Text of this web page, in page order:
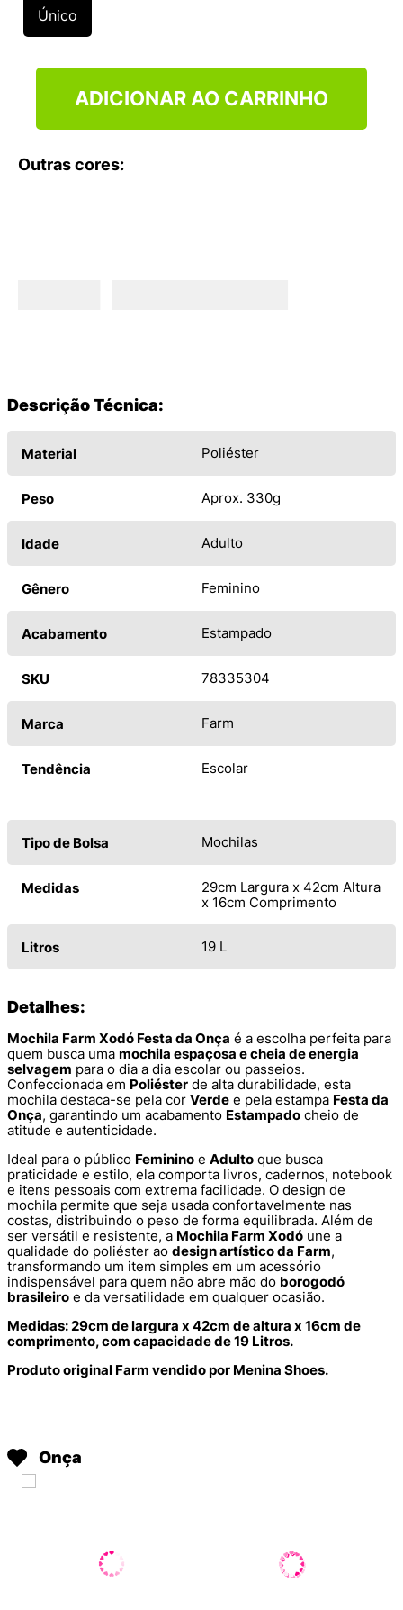
Único
ADICIONAR AO CARRINHO
Outras cores:
Descrição Técnica:
Material Poliéster
Peso Aprox. 330g
Idade Adulto
Gênero Feminino
Acabamento Estampado
SKU 78335304
Marca Farm
Tendência Escolar
Tipo de Bolsa Mochilas
Medidas
29cm Largura x 42cm Altura
x 16cm Comprimento
Litros 19 L
Detalhes:
Mochila Farm Xodó Festa da Onça é a escolha perfeita para
quem busca uma mochila espaçosa e cheia de energia
selvagem para o dia a dia escolar ou passeios.
Confeccionada em Poliéster de alta durabilidade, esta
mochila destaca-se pela cor Verde e pela estampa Festa da
Onça, garantindo um acabamento Estampado cheio de
atitude e autenticidade.
Ideal para o público Feminino e Adulto que busca
praticidade e estilo, ela comporta livros, cadernos, notebook
e itens pessoais com extrema facilidade. O design de
mochila permite que seja usada confortavelmente nas
costas, distribuindo o peso de forma equilibrada. Além de
ser versátil e resistente, a Mochila Farm Xodó une a
qualidade do poliéster ao design artístico da Farm,
transformando um item simples em um acessório
indispensável para quem não abre mão do borogodó
brasileiro e da versatilidade em qualquer ocasião.
Medidas: 29cm de largura x 42cm de altura x 16cm de
comprimento, com capacidade de 19 Litros.
Produto original Farm vendido por Menina Shoes.
Onça
º
NEW 530
10º VEJA COUNTRY